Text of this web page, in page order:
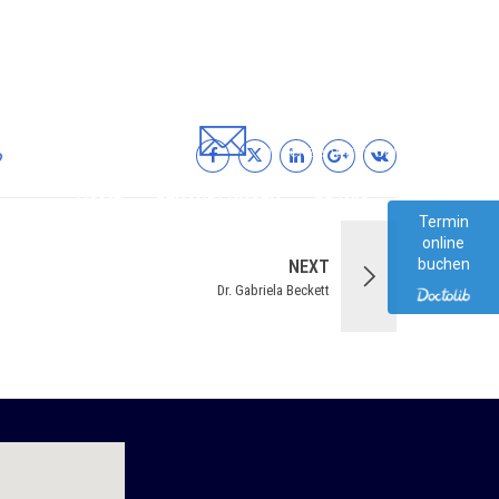
augenzentrum-berlinerring.de
KONTAKT
NEXT
Dr. Gabriela Beckett
Termin
online
buchen